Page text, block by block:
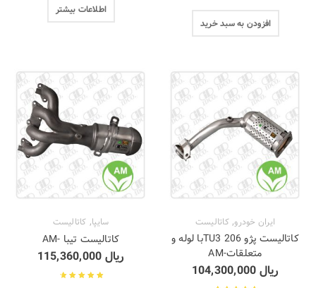
5
افزودن به سبد خرید
5
اطلاعات بیشتر
ایران خودرو, کاتالیست
کاتالیست پژو TU3 206با لوله و
متعلقات-AM
ریال
سایپا, کاتالیست
کاتالیست تیبا -AM
ریال